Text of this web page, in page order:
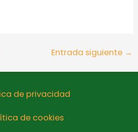
Entrada siguiente →
de privacidad
de cookies